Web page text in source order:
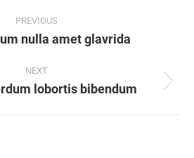
PREVIOUS
Previous
nulla amet glavrida
NEXT
Next
lobortis bibendum